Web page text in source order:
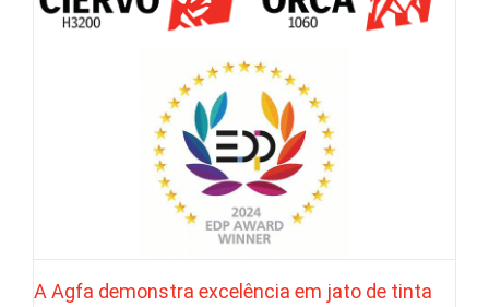
News Press Release
A Agfa demonstra excelência em jato de tinta